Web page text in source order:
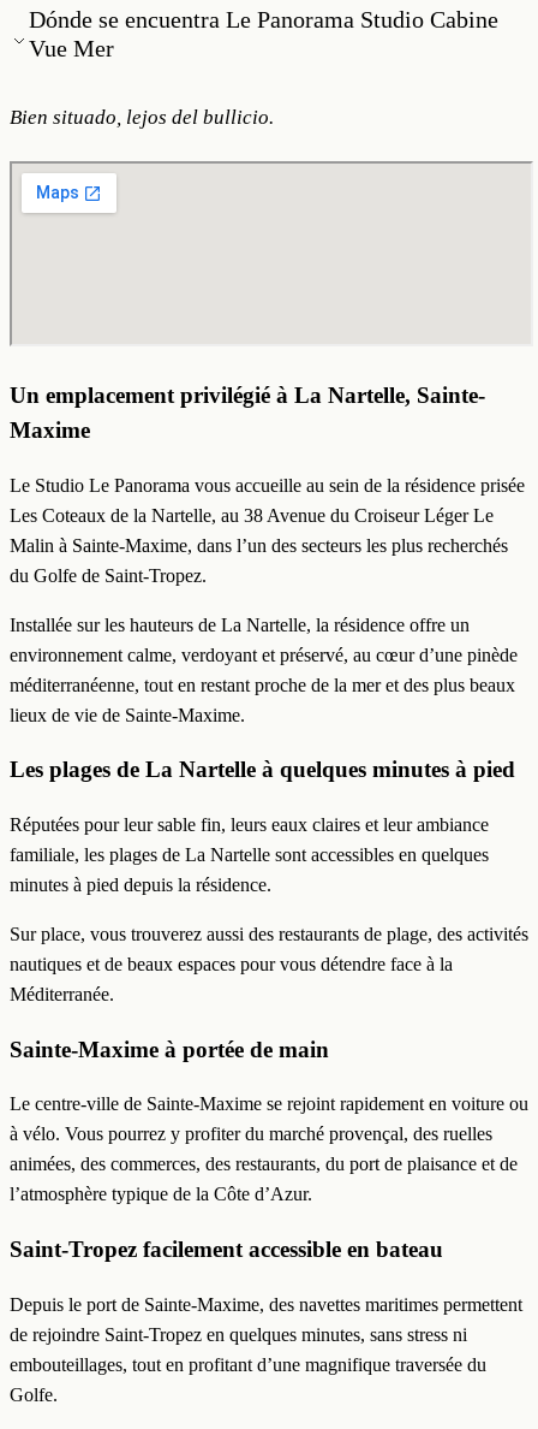
Dónde se encuentra Le Panorama Studio Cabine
Vue Mer
Bien situado, lejos del bullicio.
Un emplacement privilégié à La Nartelle, Sainte-
Maxime
Le Studio Le Panorama vous accueille au sein de la résidence prisée
Les Coteaux de la Nartelle, au 38 Avenue du Croiseur Léger Le
Malin à Sainte-Maxime, dans l’un des secteurs les plus recherchés
du Golfe de Saint-Tropez.
Installée sur les hauteurs de La Nartelle, la résidence offre un
environnement calme, verdoyant et préservé, au cœur d’une pinède
méditerranéenne, tout en restant proche de la mer et des plus beaux
lieux de vie de Sainte-Maxime.
Les plages de La Nartelle à quelques minutes à pied
Réputées pour leur sable fin, leurs eaux claires et leur ambiance
familiale, les plages de La Nartelle sont accessibles en quelques
minutes à pied depuis la résidence.
Sur place, vous trouverez aussi des restaurants de plage, des activités
nautiques et de beaux espaces pour vous détendre face à la
Méditerranée.
Sainte-Maxime à portée de main
Le centre-ville de Sainte-Maxime se rejoint rapidement en voiture ou
à vélo. Vous pourrez y profiter du marché provençal, des ruelles
animées, des commerces, des restaurants, du port de plaisance et de
l’atmosphère typique de la Côte d’Azur.
Saint-Tropez facilement accessible en bateau
Depuis le port de Sainte-Maxime, des navettes maritimes permettent
de rejoindre Saint-Tropez en quelques minutes, sans stress ni
embouteillages, tout en profitant d’une magnifique traversée du
Golfe.